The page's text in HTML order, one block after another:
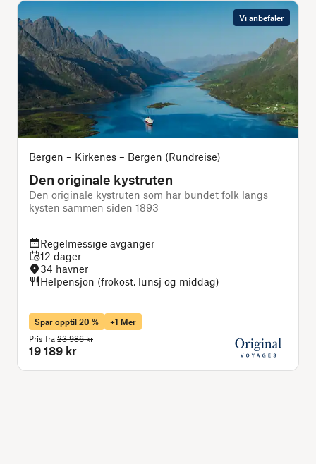
Vi anbefaler
Bergen – Kirkenes – Bergen (Rundreise)
Den originale kystruten
Den originale kystruten som har bundet folk langs
kysten sammen siden 1893
Regelmessige avganger
12 dager
34 havner
Helpensjon (frokost, lunsj og middag)
Spar opptil 20 %
+1 Mer
Pris fra 23 986 kr
19 189 kr